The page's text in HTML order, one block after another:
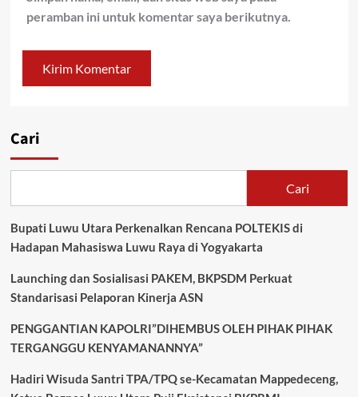
peramban ini untuk komentar saya berikutnya.
Cari
Cari
Bupati Luwu Utara Perkenalkan Rencana POLTEKIS di
Hadapan Mahasiswa Luwu Raya di Yogyakarta
Launching dan Sosialisasi PAKEM, BKPSDM Perkuat
Standarisasi Pelaporan Kinerja ASN
PENGGANTIAN KAPOLRI”DIHEMBUS OLEH PIHAK PIHAK
TERGANGGU KENYAMANANNYA”
Hadiri Wisuda Santri TPA/TPQ se-Kecamatan Mappedeceng,